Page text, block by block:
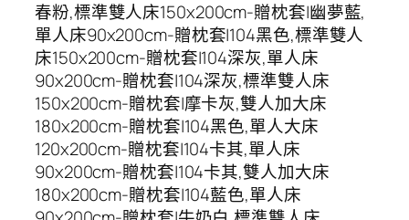
春粉,標準雙人床150x200cm-贈枕套|幽夢藍,
單人床90x200cm-贈枕套|104黑色,標準雙人
床150x200cm-贈枕套|104深灰,單人床
90x200cm-贈枕套|104深灰,標準雙人床
150x200cm-贈枕套|摩卡灰,雙人加大床
180x200cm-贈枕套|104黑色,單人大床
120x200cm-贈枕套|104卡其,單人床
90x200cm-贈枕套|104卡其,雙人加大床
180x200cm-贈枕套|104藍色,單人床